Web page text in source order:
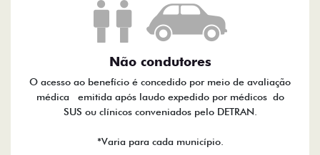
Não condutores
O acesso ao benefício é concedido por meio de avaliação
médica emitida após laudo expedido por médicos do
SUS ou clínicos conveniados pelo DETRAN.
*Varia para cada município.